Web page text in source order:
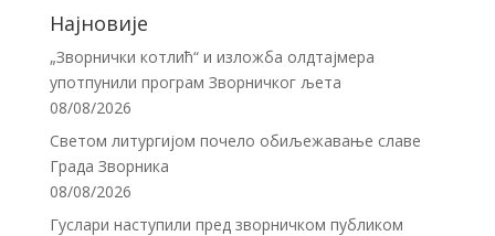
Најновије
„Зворнички котлић“ и изложба олдтајмера
употпунили програм Зворничког љета
08/08/2026
Светом литургијом почело обиљежавање славе
Града Зворника
08/08/2026
Гуслари наступили пред зворничком публиком